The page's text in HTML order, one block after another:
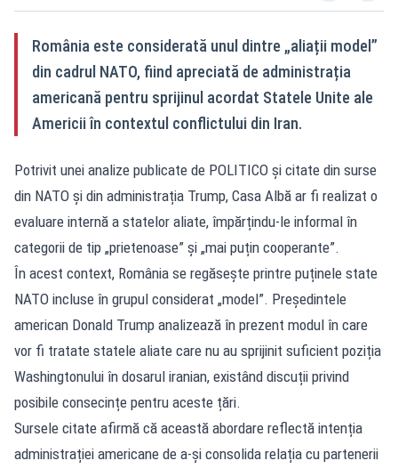
România este considerată unul dintre „aliații model”
din cadrul NATO, fiind apreciată de administrația
americană pentru sprijinul acordat Statele Unite ale
Americii în contextul conflictului din Iran.
Potrivit unei analize publicate de POLITICO și citate din surse
din NATO și din administrația Trump, Casa Albă ar fi realizat o
evaluare internă a statelor aliate, împărțindu-le informal în
categorii de tip „prietenoase” și „mai puțin cooperante”.
În acest context, România se regăsește printre puținele state
NATO incluse în grupul considerat „model”. Președintele
american Donald Trump analizează în prezent modul în care
vor fi tratate statele aliate care nu au sprijinit suficient poziția
Washingtonului în dosarul iranian, existând discuții privind
posibile consecințe pentru aceste țări.
Sursele citate afirmă că această abordare reflectă intenția
administrației americane de a-și consolida relația cu partenerii